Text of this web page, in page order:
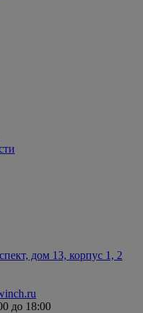
дом 13, корпус 1, 2
до 18:00